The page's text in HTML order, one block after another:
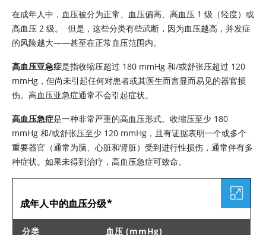
在成年人中，血压被分为正常、血压偏高、高血压 1 级（轻度）或
高血压 2 级。 但是，这些分类有些武断，因为血压越高，并发症
的风险越大——甚至在正常血压范围内。
高血压亚急症是指收缩压超过 180 mmHg 和/或舒张压超过 120
mmHg，但尚未引起任何对患者或其医生而言显而易见的器官损
伤。高血压亚急症通常不会引起症状。
高血压急症是一种非常严重的高血压形式。收缩压至少 180
mmHg 和/或舒张压至少 120 mmHg，且有证据表明一个或多个
重要器官（通常为脑、心脏和肾脏）受到进行性损伤，通常伴有多
种症状。如果未得到治疗，高血压急症可致命。
成年人中的血压分级*
分类 血压 (mmHg)